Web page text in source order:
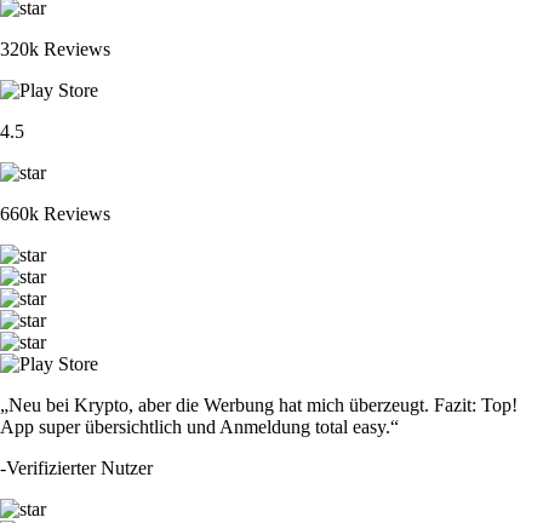
320k Reviews
4.5
660k Reviews
„Neu bei Krypto, aber die Werbung hat mich überzeugt. Fazit: Top!
App super übersichtlich und Anmeldung total easy.“
-Verifizierter Nutzer